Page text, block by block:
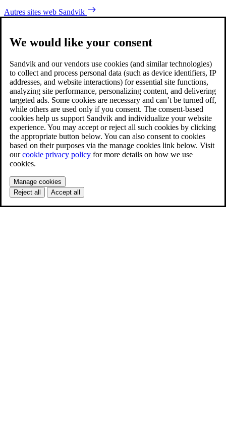
Autres sites web Sandvik
We would like your consent
Sandvik and our vendors use cookies (and similar technologies)
to collect and process personal data (such as device identifiers, IP
addresses, and website interactions) for essential site functions,
analyzing site performance, personalizing content, and delivering
targeted ads. Some cookies are necessary and can’t be turned off,
while others are used only if you consent. The consent-based
cookies help us support Sandvik and individualize your website
experience. You may accept or reject all such cookies by clicking
the appropriate button below. You can also consent to cookies
based on their purposes via the manage cookies link below. Visit
ourcookie privacy policy for more details on how we use
cookies.
Manage cookies
Reject all
Accept all